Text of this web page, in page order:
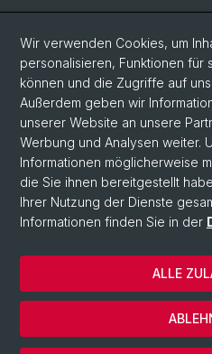
Kontakt und Anfahrt
Departement
Departement
Social Media
DUW on Instagram
Wir verwenden Cookies, um
personalisieren, Funktionen für
können und die Zugriffe auf
Außerdem geben wir
unserer Website an unsere
Werbung und Analysen weiter.
Informationen möglicherweise
die Sie ihnen bereitgestellt
Ihrer Nutzung der Dienste
Informationen finden Sie in der
ALLE